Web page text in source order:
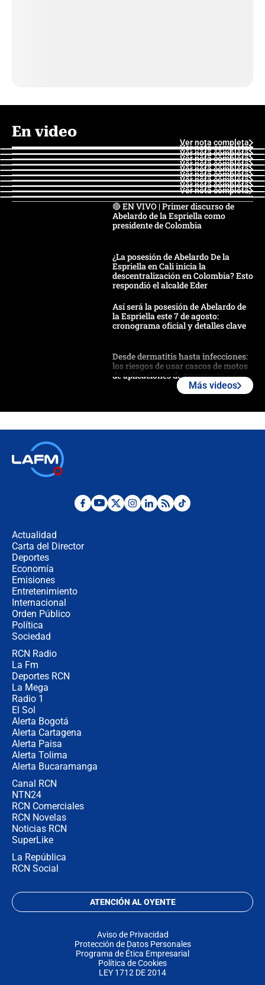
En video
Ver nota completa
Ver nota completa
Ver nota completa
Ver nota completa
Ver nota completa
Ver nota completa
Ver nota completa
Ver nota completa
Ver nota completa
Ver nota completa
🔴 EN VIVO | Primer discurso de
Abelardo de la Espriella como
presidente de Colombia
¿La posesión de Abelardo De la
Espriella en Cali inicia la
descentralización en Colombia? Esto
respondió el alcalde Eder
Así será la posesión de Abelardo de
la Espriella este 7 de agosto:
cronograma oficial y detalles clave
Desde dermatitis hasta infecciones:
los riesgos de usar cascos de motos
de aplicaciones de transporte
Posesión de Abelardo De La Espriella
Más videos
Actualidad
Carta del Director
Deportes
Economía
Emisiones
Entretenimiento
Internacional
Orden Público
Política
Sociedad
RCN Radio
La Fm
Deportes RCN
La Mega
Radio 1
El Sol
Alerta Bogotá
Alerta Cartagena
Alerta Paisa
Alerta Tolima
Alerta Bucaramanga
Canal RCN
NTN24
RCN Comerciales
RCN Novelas
Noticias RCN
SuperLike
La República
RCN Social
ATENCIÓN AL OYENTE
Aviso de Privacidad
Protección de Datos Personales
Programa de Ética Empresarial
Política de Cookies
LEY 1712 DE 2014